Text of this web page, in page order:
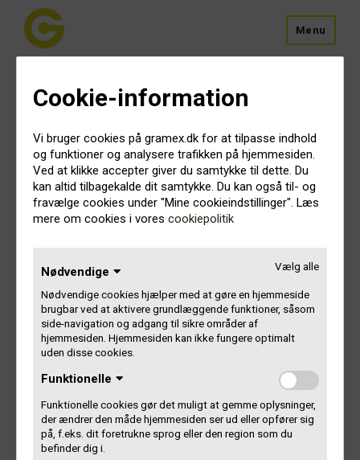
Menu
Cookie-information
Vi bruger cookies på gramex.dk for at tilpasse indhold
og funktioner og analysere trafikken på hjemmesiden.
Ved at klikke accepter giver du samtykke til dette. Du
kan altid tilbagekalde dit samtykke. Du kan også til- og
fravælge cookies under "Mine cookieindstillinger". Læs
mere om cookies i vores cookiepolitik
Vælg alle
Nødvendige
Nødvendige cookies hjælper med at gøre en hjemmeside
brugbar ved at aktivere grundlæggende funktioner, såsom
side-navigation og adgang til sikre områder af
hjemmesiden. Hjemmesiden kan ikke fungere optimalt
uden disse cookies.
Funktionelle
Funktionelle cookies gør det muligt at gemme oplysninger,
der ændrer den måde hjemmesiden ser ud eller opfører sig
på, f.eks. dit foretrukne sprog eller den region som du
befinder dig i.
kan du til hver en tid afmelde dig fra vores maillister.
Ugyldigt link
Kontakt Gramex
Gammel Kongevej 11-13, 2. sal
1610 København V
+45 33 85 32 00
gramex@gramex.dk
Persondata- og cookiepolitik